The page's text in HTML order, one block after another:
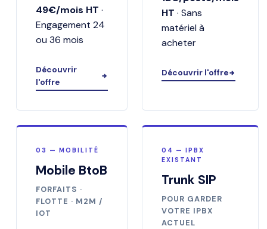
49€/mois HT ·
Engagement 24
ou 36 mois
Découvrir
l'offre
HT · Sans
matériel à
acheter
Découvrir l'offre
03 — MOBILITÉ
Mobile BtoB
FORFAITS ·
FLOTTE · M2M /
IOT
04 — IPBX
EXISTANT
Trunk SIP
POUR GARDER
VOTRE IPBX
ACTUEL